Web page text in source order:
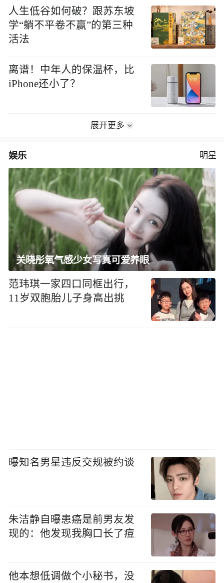
人生低谷如何破？跟苏东坡
学“躺不平卷不赢”的第三种
活法
离谱！中年人的保温杯，比
iPhone还小了？
展开更多
娱乐 明星
关晓彤氧气感少女写真可爱养眼
范玮琪一家四口同框出行，
11岁双胞胎儿子身高出挑
曝知名男星违反交规被约谈
朱洁静自曝患癌是前男友发
现的：他发现我胸口长了痘
他本想低调做个小秘书，没